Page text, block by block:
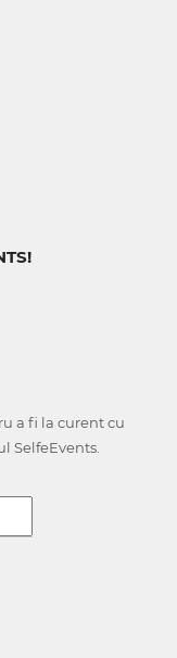
a fi la curent cu
SelfeEvents.